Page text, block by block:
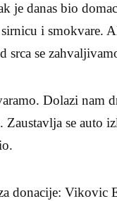
je danas bio
i smokvare.
srca se
Dolazi nam
Zaustavlja se auto
donacije: